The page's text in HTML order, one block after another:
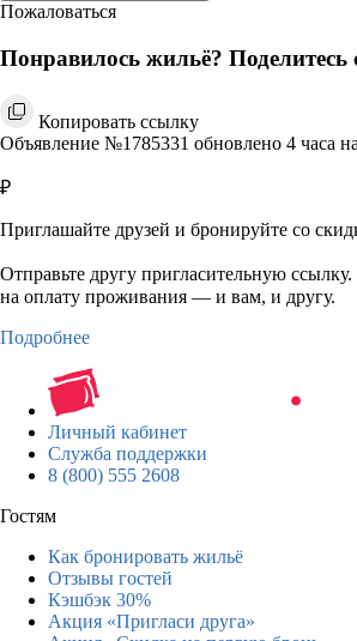
Пожаловаться
Понравилось жильё? Поделитесь
Копировать ссылку
Объявление №1785331 обновлено 4 часа
₽
Приглашайте друзей и бронируйте со
Отправьте другу пригласительную
на оплату проживания — и вам, и другу.
Подробнее
Личный кабинет
Служба поддержки
8 (800) 555 2608
Гостям
Как бронировать жильё
Отзывы гостей
Кэшбэк 30%
Акция «Пригласи друга»